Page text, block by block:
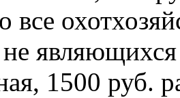
все
1500 руб.